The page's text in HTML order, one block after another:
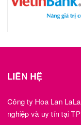
LIÊN HỆ
Công ty Hoa Lan
nghiệp và uy tín tại